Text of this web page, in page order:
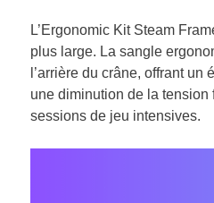
L’Ergonomic Kit Steam
plus large. La sangle
l’arrière du crâne, offrant
une diminution de la
sessions de jeu intensives.